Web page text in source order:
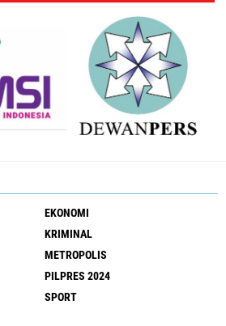
EKONOMI
KRIMINAL
METROPOLIS
PILPRES 2024
SPORT